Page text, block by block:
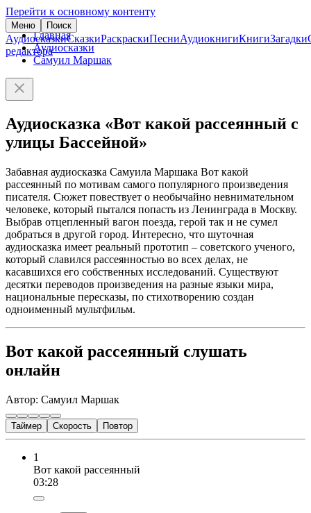
Перейти к основному контенту
Меню Поиск
АудиосказкиСказкиРаскраскиПесниАудиокнигиКнигиЗагадки
редактора
Главная
Аудиосказки
Самуил Маршак
Аудиосказка «Вот какой рассеянный с
улицы Бассейной»
Забавная аудиосказка Самуила Маршака Вот какой
рассеянный по мотивам самого популярного произведения
писателя. Сюжет повествует о необычайно невнимательном
человеке, который пытался попасть из Ленинграда в Москву.
Выбрав отцепленный вагон поезда, герой так и не сумел
добраться в другой город. Интересно, что шуточная
аудиосказка имеет реальный прототип – советского ученого,
который славился рассеянностью во всех делах, не
касавшихся его собственных исследований. Существуют
десятки переводов произведения на разные языки мира,
национальные пересказы, по стихотворению создан
одноименный мультфильм.
Вот какой рассеянный слушать
онлайн
Автор: Самуил Маршак
Таймер Скорость Повтор
1
Вот какой рассеянный
03:28